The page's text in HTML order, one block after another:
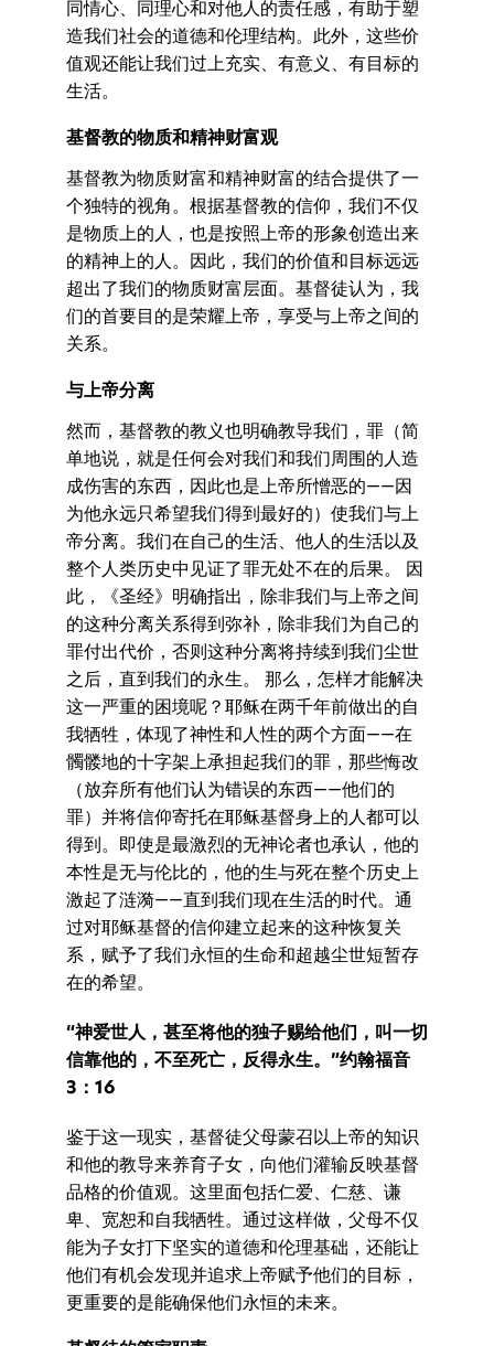
同情心、同理心和对他人的责任感，有助于塑
造我们社会的道德和伦理结构。此外，这些价
值观还能让我们过上充实、有意义、有目标的
生活。
基督教的物质和精神财富观
基督教为物质财富和精神财富的结合提供了一
个独特的视角。根据基督教的信仰，我们不仅
是物质上的人，也是按照上帝的形象创造出来
的精神上的人。因此，我们的价值和目标远远
超出了我们的物质财富层面。基督徒认为，我
们的首要目的是荣耀上帝，享受与上帝之间的
关系。
与上帝分离
然而，基督教的教义也明确教导我们，罪（简
单地说，就是任何会对我们和我们周围的人造
成伤害的东西，因此也是上帝所憎恶的——因
为他永远只希望我们得到最好的）使我们与上
帝分离。我们在自己的生活、他人的生活以及
整个人类历史中见证了罪无处不在的后果。 因
此，《圣经》明确指出，除非我们与上帝之间
的这种分离关系得到弥补，除非我们为自己的
罪付出代价，否则这种分离将持续到我们尘世
之后，直到我们的永生。 那么，怎样才能解决
这一严重的困境呢？耶稣在两千年前做出的自
我牺牲，体现了神性和人性的两个方面——在
髑髅地的十字架上承担起我们的罪，那些悔改
（放弃所有他们认为错误的东西——他们的
罪）并将信仰寄托在耶稣基督身上的人都可以
得到。即使是最激烈的无神论者也承认，他的
本性是无与伦比的，他的生与死在整个历史上
激起了涟漪——直到我们现在生活的时代。通
过对耶稣基督的信仰建立起来的这种恢复关
系，赋予了我们永恒的生命和超越尘世短暂存
在的希望。
“神爱世人，甚至将他的独子赐给他们，叫一切
信靠他的，不至死亡，反得永生。”约翰福音
3：16
鉴于这一现实，基督徒父母蒙召以上帝的知识
和他的教导来养育子女，向他们灌输反映基督
品格的价值观。这里面包括仁爱、仁慈、谦
卑、宽恕和自我牺牲。通过这样做，父母不仅
能为子女打下坚实的道德和伦理基础，还能让
他们有机会发现并追求上帝赋予他们的目标，
更重要的是能确保他们永恒的未来。